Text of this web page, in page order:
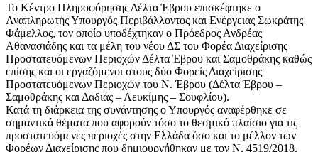
Το Κέντρο Πληροφόρησης Δέλτα Έβρου επισκέφτηκε ο
Αναπληρωτής Υπουργός Περιβάλλοντος και Ενέργειας Σωκράτης
Φάμελλος, τον οποίο υποδέχτηκαν ο Πρόεδρος Ανδρέας
Αθανασιάδης και τα μέλη του νέου ΔΣ του Φορέα Διαχείρισης
Προστατευόμενων Περιοχών Δέλτα Έβρου και Σαμοθράκης καθώς
επίσης και οι εργαζόμενοι στους δύο Φορείς Διαχείρισης
Προστατευόμενων Περιοχών του Ν. Έβρου (Δέλτα Έβρου –
Σαμοθράκης και Δαδιάς – Λευκίμης – Σουφλίου).
Κατά τη διάρκεια της συνάντησης ο Υπουργός αναφέρθηκε σε
σημαντικά θέματα που αφορούν τόσο το θεσμικό πλαίσιο για τις
προστατευόμενες περιοχές στην Ελλάδα όσο και το μέλλον των
Φορέων Διαχείρισης που δημιουργήθηκαν με τον Ν. 4519/2018.